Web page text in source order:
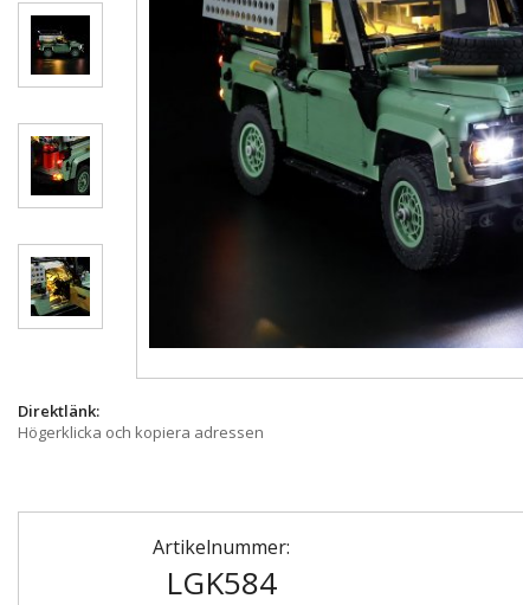
Direktlänk:
Högerklicka och kopiera adressen
Artikelnummer:
LGK584